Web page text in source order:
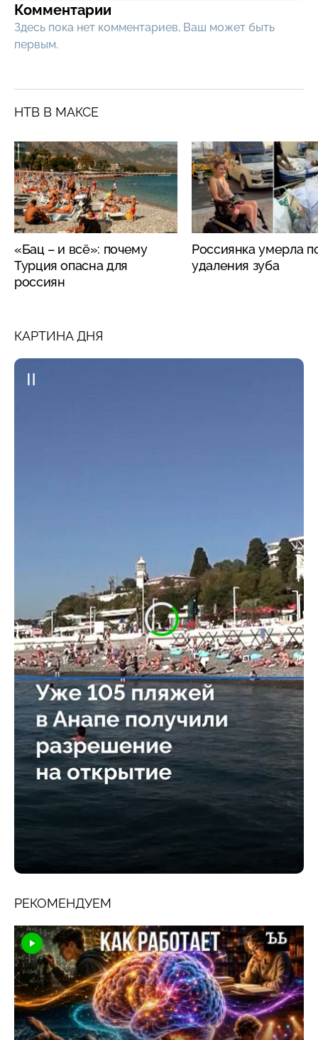
Комментарии
Здесь пока нет комментариев, Ваш может быть
первым.
НТВ В МАКСЕ
«Бац – и всё»: почему
Турция опасна для
россиян
Россиянка умерла
удаления зуба
КАРТИНА ДНЯ
РЕКОМЕНДУЕМ